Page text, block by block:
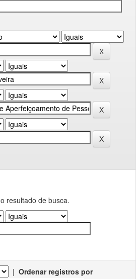
resultado de busca.
| Ordenar registros por